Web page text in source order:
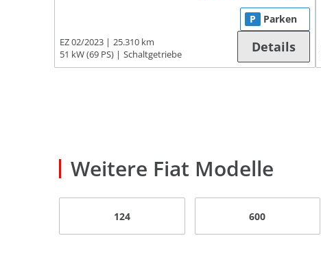
EZ 02/2023
25.310 km
51 kW (69 PS)
Schaltgetriebe
P Parken
Details
Weitere Fiat Modelle
124 600